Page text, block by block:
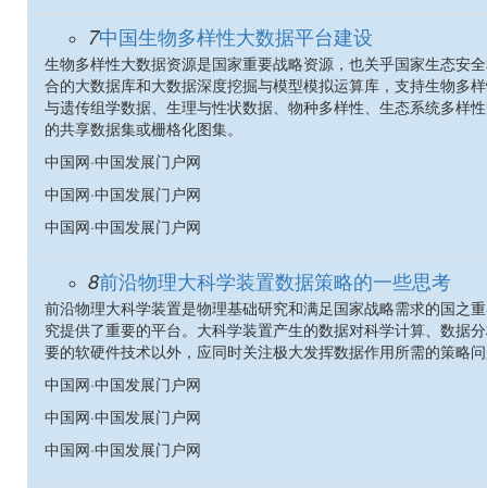
7中国生物多样性大数据平台建设
生物多样性大数据资源是国家重要战略资源，也关乎国家生态安
合的大数据库和大数据深度挖掘与模型模拟运算库，支持生物多
与遗传组学数据、生理与性状数据、物种多样性、生态系统多样
的共享数据集或栅格化图集。
中国网·中国发展门户网
中国网·中国发展门户网
中国网·中国发展门户网
8前沿物理大科学装置数据策略的一些思考
前沿物理大科学装置是物理基础研究和满足国家战略需求的国之
究提供了重要的平台。大科学装置产生的数据对科学计算、数据
要的软硬件技术以外，应同时关注极大发挥数据作用所需的策略
中国网·中国发展门户网
中国网·中国发展门户网
中国网·中国发展门户网